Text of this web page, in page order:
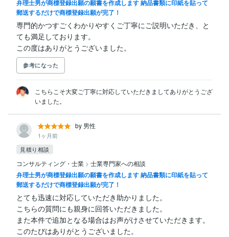
弁理士男が商標登録出願の願書を作成します 納品書類に印紙を貼って
郵送するだけで商標登録出願が完了！
専門的かつすごくわかりやすくご丁寧にご説明いただき、と
ても満足しております。
この度はありがとうございました。
参考になった
こちらこそ大変ご丁寧に対応していただきましてありがとうござ
いました。
by 男性
1ヶ月前
見積り相談
コンサルティング・士業 > 士業専門家への相談
弁理士男が商標登録出願の願書を作成します 納品書類に印紙を貼って
郵送するだけで商標登録出願が完了！
とても迅速に対応していただき助かりました。
こちらの質問にも親身に回答いただきました。
また本件で追加となる場合はお声がけさせていただきます。
このたびはありがとうございました。